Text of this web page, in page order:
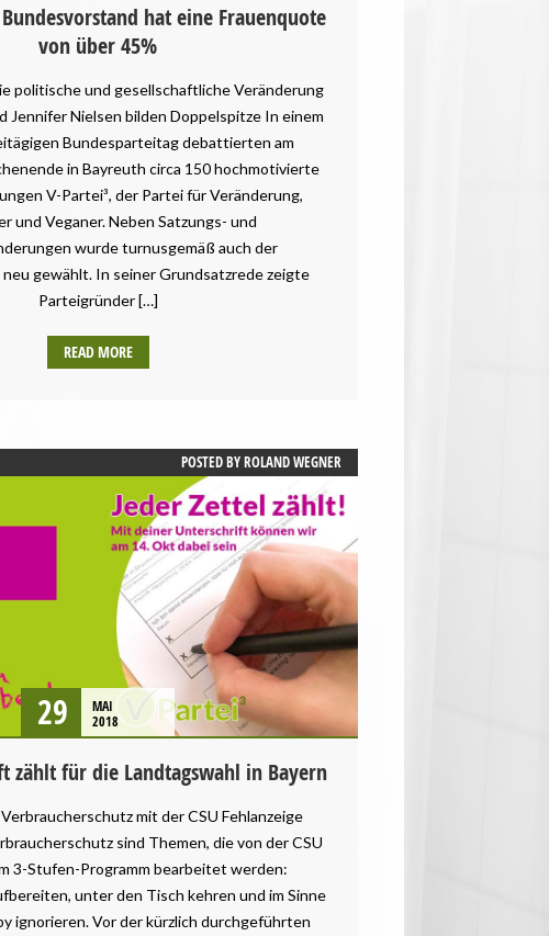
hat eine Frauenquote
von über 45%
politische und gesellschaftliche Veränderung
Jennifer Nielsen bilden Doppelspitze In einem
Bundesparteitag debattierten am
in Bayreuth circa 150 hochmotivierte
V-Partei³, der Partei für Veränderung,
und Veganer. Neben Satzungs- und
wurde turnusgemäß auch der
gewählt. In seiner Grundsatzrede zeigte
Parteigründer […]
READ MORE
POSTED BYROLAND WEGNER
29
MAI
2018
zählt für die Landtagswahl in Bayern
mit der CSU Fehlanzeige
sind Themen, die von der CSU
3-Stufen-Programm bearbeitet werden:
unter den Tisch kehren und im Sinne
ignorieren. Vor der kürzlich durchgeführten